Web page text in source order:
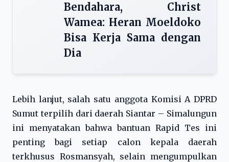
Bendahara, Christ
Wamea: Heran Moeldoko
Bisa Kerja Sama dengan
Dia
Lebih lanjut, salah satu anggota Komisi A DPRD
Sumut terpilih dari daerah Siantar – Simalungun
ini menyatakan bahwa bantuan Rapid Tes ini
penting bagi setiap calon kepala daerah
terkhusus Rosmansyah, selain mengumpulkan